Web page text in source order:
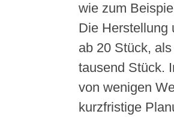
wie zum
Die Herstellung
ab 20 Stück,
tausend Stück.
von wenigen
kurzfristige